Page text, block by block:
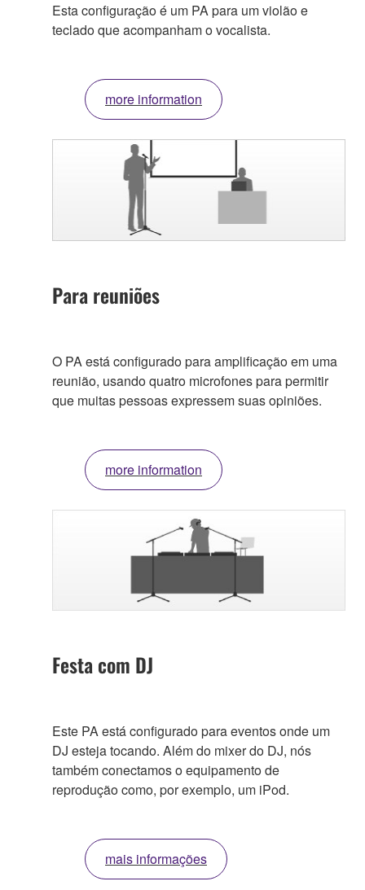
Esta configuração é um PA para um violão e
teclado que acompanham o vocalista.
more information
Para reuniões
O PA está configurado para amplificação em uma
reunião, usando quatro microfones para permitir
que muitas pessoas expressem suas opiniões.
more information
Festa com DJ
Este PA está configurado para eventos onde um
DJ esteja tocando. Além do mixer do DJ, nós
também conectamos o equipamento de
reprodução como, por exemplo, um iPod.
mais informações